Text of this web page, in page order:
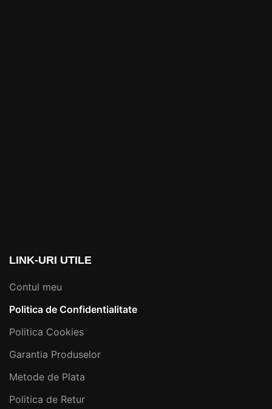
LINK-URI UTILE
Contul meu
Politica de Confidentialitate
Politica Cookies
Garantia Produselor
Metode de Plata
Politica de Retur